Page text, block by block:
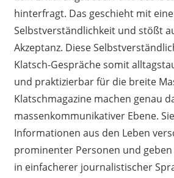
hinterfragt. Das geschiehtmit
Selbstverständlichkeit und stößt
Akzeptanz. Diese
Klatsch-Gespräche somita
und praktizierbar für die breite
Klatschmagazine machen genau
massenkommunikativerEbene.
Informationen aus den Leben
prominenter Personen und
in einfacherer journalistischer